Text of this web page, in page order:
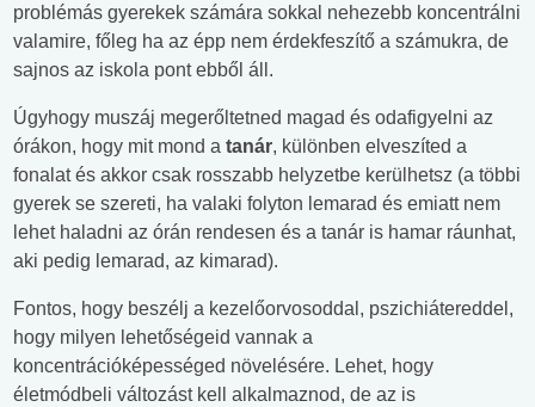
problémás gyerekek számára sokkal nehezebb koncentrálni
valamire, főleg ha az épp nem érdekfeszítő a számukra, de
sajnos az iskola pont ebből áll.
Úgyhogy muszáj megerőltetned magad és odafigyelni az
órákon, hogy mit mond a tanár, különben elveszíted a
fonalat és akkor csak rosszabb helyzetbe kerülhetsz (a többi
gyerek se szereti, ha valaki folyton lemarad és emiatt nem
lehet haladni az órán rendesen és a tanár is hamar ráunhat,
aki pedig lemarad, az kimarad).
Fontos, hogy beszélj a kezelőorvosoddal, pszichiátereddel,
hogy milyen lehetőségeid vannak a
koncentrációképességed növelésére. Lehet, hogy
életmódbeli változást kell alkalmaznod, de az is